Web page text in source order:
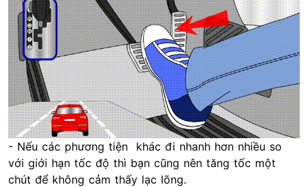
- Nếu các phương tiện khác đi nhanh hơn nhiều so
với giới hạn tốc độ thì bạn cũng nên tăng tốc một
chút để không cảm thấy lạc lõng.